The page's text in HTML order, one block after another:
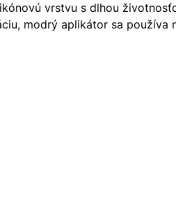
vrstvu s dlhou
modrý aplikátor sa používa